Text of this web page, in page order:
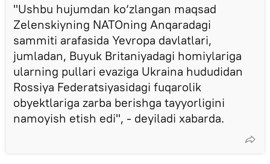
"Ushbu hujumdan ko‘zlangan maqsad
Zelenskiyning NATOning Anqaradagi
sammiti arafasida Yevropa davlatlari,
jumladan, Buyuk Britaniyadagi homiylariga
ularning pullari evaziga Ukraina hududidan
Rossiya Federatsiyasidagi fuqarolik
obyektlariga zarba berishga tayyorligini
namoyish etish edi", - deyiladi xabarda.